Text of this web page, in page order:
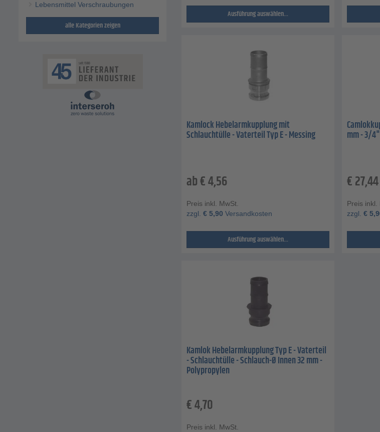
Lebensmittel Verschraubungen
alle Kategorien zeigen
Ausführung auswählen...
Kamlock Hebelarmkupplung mit
Schlauchtülle - Vaterteil Typ E - Messing
ab€4,56
Preis inkl. MwSt.
zzgl. € 5,90 Versandkosten
Ausführung auswählen...
mm - 3/4"
€27,44
Preis inkl.
zzgl. €
Kamlok Hebelarmkupplung Typ E - Vaterteil
- Schlauchtülle - Schlauch-Ø Innen 32 mm -
Polypropylen
€4,70
Preis inkl. MwSt.